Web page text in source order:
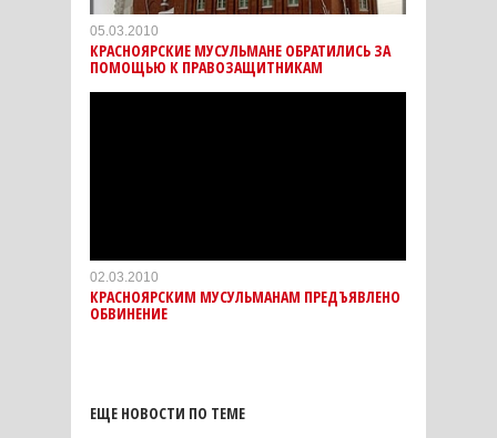
05.03.2010
КРАСНОЯРСКИЕ МУСУЛЬМАНЕ ОБРАТИЛИСЬ ЗА
ПОМОЩЬЮ К ПРАВОЗАЩИТНИКАМ
02.03.2010
КРАСНОЯРСКИМ МУСУЛЬМАНАМ ПРЕДЪЯВЛЕНО
ОБВИНЕНИЕ
ЕЩЕ НОВОСТИ ПО ТЕМЕ